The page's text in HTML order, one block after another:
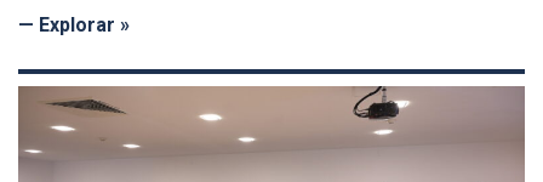
— Explorar »